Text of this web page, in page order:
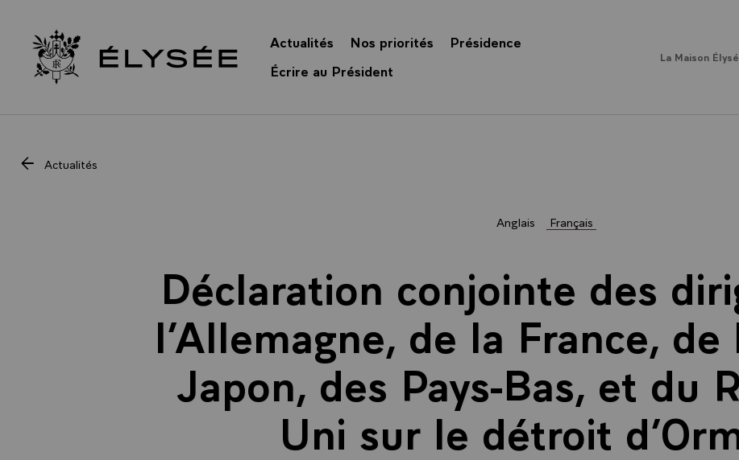
Retour à l’accueil Élysée
Actualités Nos priorités
Présidence
Écrire au Président
La Maison
Actualités
Anglais Français
Déclaration conjointe des
l’Allemagne, de la France, de
Japon, des Pays-Bas, et du
Uni sur le détroit